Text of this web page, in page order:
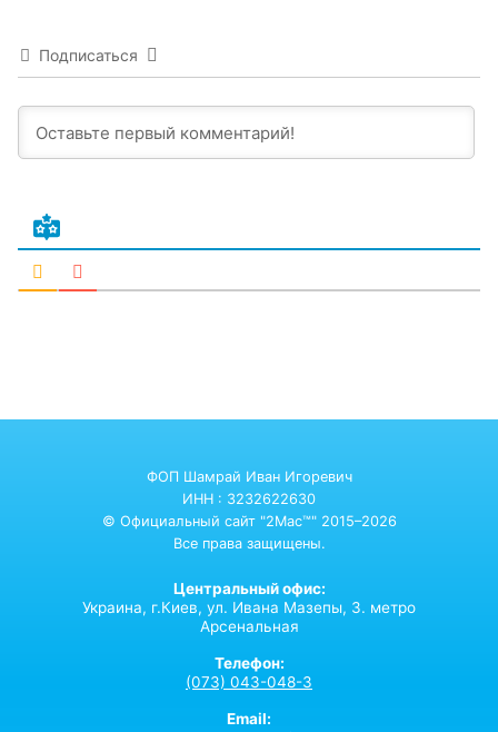
Подписаться
ФОП Шамрай Иван Игоревич
ИНН : 3232622630
© Официальный сайт "2Mac™" 2015–2026
Все права защищены.
Центральный офис:
Украина, г.Киев, ул. Ивана Мазепы, 3. метро
Арсенальная
Телефон:
(073) 043-048-3
Email: